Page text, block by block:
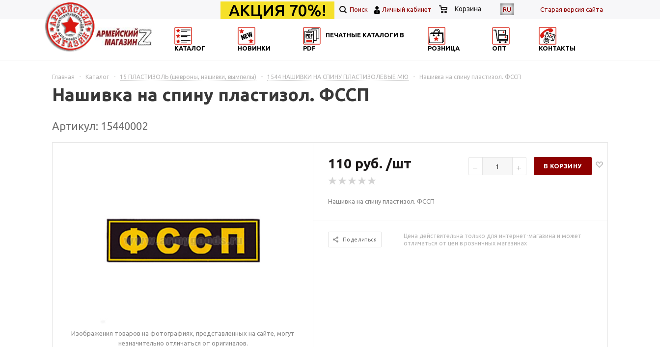
RU Cтарая версия сайта
АКЦИЯ 70%! Поиск Личный кабинет Корзина
КАТАЛОГ НОВИНКИ
ПЕЧАТНЫЕ КАТАЛОГИ В
PDF
РОЗНИЦА ОПТ КОНТАКТЫ
Главная - Каталог - 15 ПЛАСТИЗОЛЬ (шевроны, нашивки, вымпелы) - 1544 НАШИВКИ НА СПИНУ ПЛАСТИЗОЛЕВЫЕ МЮ - Нашивка на спину пластизол. ФССП
Нашивка на спину пластизол. ФССП
Артикул: 15440002
Изображения товаров на фотографиях, представленных на сайте, могут
незначительно отличаться от оригиналов.
110 руб. /шт В КОРЗИНУ
Нашивка на спину пластизол. ФССП
Поделиться
Цена действительна только для интернет-магазина и может
отличаться от цен в розничных магазинах